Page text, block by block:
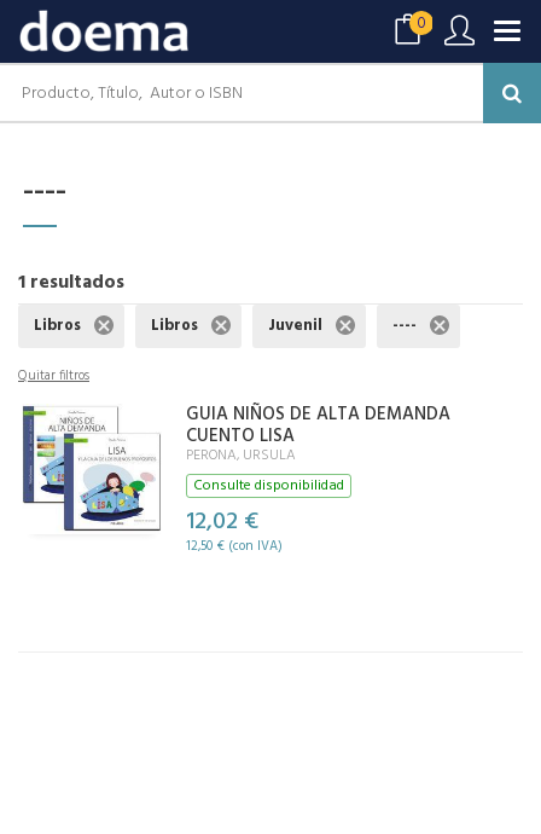
0
----
1 resultados
Libros Libros Juvenil ----
Quitar filtros
GUIA NIÑOS DE ALTA DEMANDA
CUENTO LISA
PERONA, URSULA
Consulte disponibilidad
12,02 €
12,50 € (con IVA)